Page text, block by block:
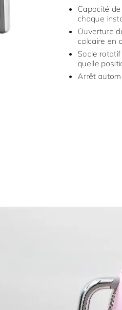
Capacité
chaque
Ouverture
calcaire en
Socle
quelle
Arrêt